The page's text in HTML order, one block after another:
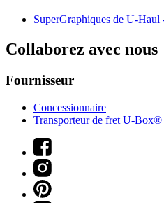
SuperGraphiques de U-Haul
Collaborez avec nous
Fournisseur
Concessionnaire
Transporteur de fret U-Box®